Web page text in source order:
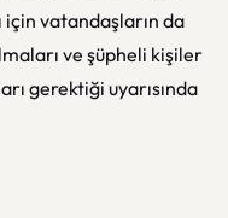
için vatandaşların da
ve şüpheli kişiler
gerektiği uyarısında